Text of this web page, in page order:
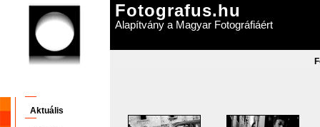
Fotografus.hu
Alapítvány a Magyar Fotográfiáért
Aktuális